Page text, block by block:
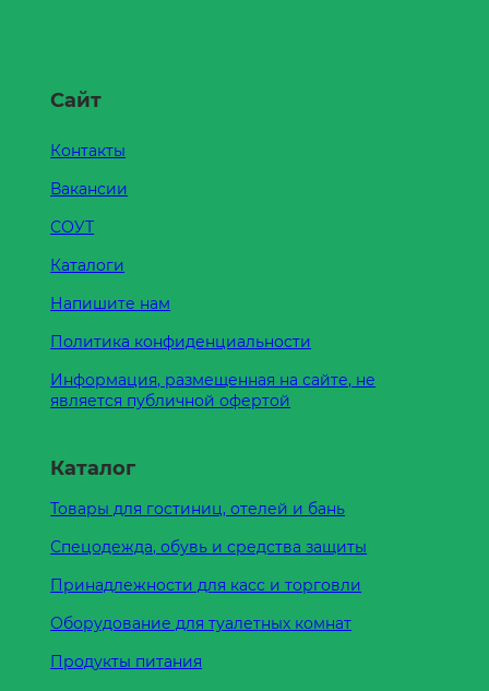
Сайт
Контакты
Вакансии
СОУТ
Каталоги
Напишите нам
Политика конфиденциальности
Информация, размещенная на сайте, не
является публичной офертой
Каталог
Товары для гостиниц, отелей и бань
Спецодежда, обувь и средства защиты
Принадлежности для касс и торговли
Оборудование для туалетных комнат
Продукты питания